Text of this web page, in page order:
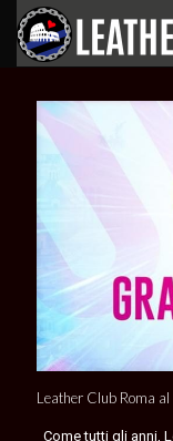
Leather Club Roma
Come tutti gli anni,